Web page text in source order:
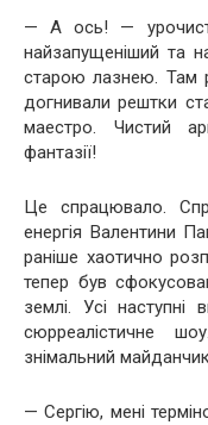
— А ось! —
найзапущеніший та
старою лазнею. Там
догнивали рештки
маестро. Чистий
фантазії!
Це спрацювало.
енергія Валентини
раніше хаотично
тепер був
землі. Усі наступні
сюрреалістичне
знімальний
— Сергію, мені